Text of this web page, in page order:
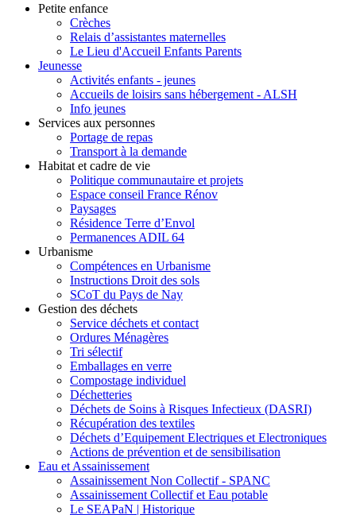
Petite enfance
Crèches
Relais d’assistantes maternelles
Le Lieu d'Accueil Enfants Parents
Jeunesse
Activités enfants - jeunes
Accueils de loisirs sans hébergement - ALSH
Info jeunes
Services aux personnes
Portage de repas
Transport à la demande
Habitat et cadre de vie
Politique communautaire et projets
Espace conseil France Rénov
Paysages
Résidence Terre d’Envol
Permanences ADIL 64
Urbanisme
Compétences en Urbanisme
Instructions Droit des sols
SCoT du Pays de Nay
Gestion des déchets
Service déchets et contact
Ordures Ménagères
Tri sélectif
Emballages en verre
Compostage individuel
Déchetteries
Déchets de Soins à Risques Infectieux (DASRI)
Récupération des textiles
Déchets d’Equipement Electriques et Electroniques
Actions de prévention et de sensibilisation
Eau et Assainissement
Assainissement Non Collectif - SPANC
Assainissement Collectif et Eau potable
Le SEAPaN | Historique